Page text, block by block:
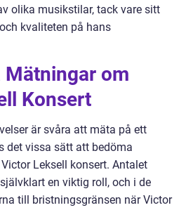
olika musikstilar, tack vare sitt
kvaliteten på hans
Mätningar om
Konsert
är svåra att mäta på ett
det vissa sätt att bedöma
Leksell konsert. Antalet
en viktig roll, och i de
till bristningsgränsen när Victor